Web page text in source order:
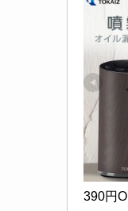
390円